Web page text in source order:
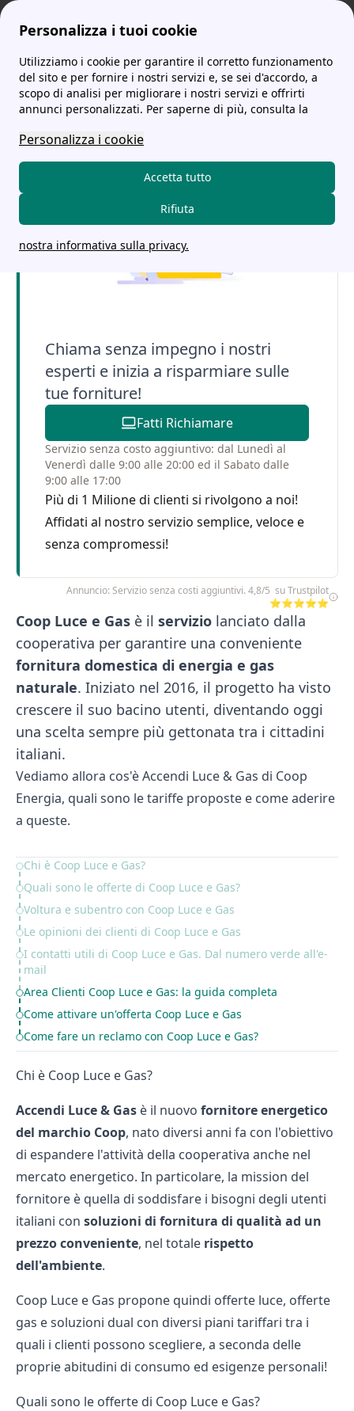
Personalizza i tuoi cookie
Utilizziamo i cookie per garantire il corretto funzionamento
del sito e per fornire i nostri servizi e, se sei d'accordo, a
scopo di analisi per migliorare i nostri servizi e offrirti
annunci personalizzati. Per saperne di più, consulta la
Personalizza i cookie
Accetta tutto
Rifiuta
nostra informativa sulla privacy.
tariffe-energia.it Coop Luce e Gas: tariffe, opinioni e contatti
Coop Luce e Gas: tariffe,
opinioni e contatti
Chiama senza impegno i nostri
esperti e inizia a risparmiare sulle
tue forniture!
Fatti Richiamare
Servizio senza costo aggiuntivo: dal Lunedì al
Venerdì dalle 9:00 alle 20:00 ed il Sabato dalle
9:00 alle 17:00
Più di 1 Milione di clienti si rivolgono a noi!
Affidati al nostro servizio semplice, veloce e
senza compromessi!
Annuncio: Servizio senza costi aggiuntivi. 4,8/5 su Trustpilot
⭐⭐⭐⭐⭐
Coop Luce e Gas è il servizio lanciato dalla
cooperativa per garantire una conveniente
fornitura domestica di energia e gas
naturale. Iniziato nel 2016, il progetto ha visto
crescere il suo bacino utenti, diventando oggi
una scelta sempre più gettonata tra i cittadini
italiani.
Vediamo allora cos'è Accendi Luce & Gas di Coop
Energia, quali sono le tariffe proposte e come aderire
a queste.
Table of Contents
Chi è Coop Luce e Gas?
Quali sono le offerte di Coop Luce e Gas?
Voltura e subentro con Coop Luce e Gas
Le opinioni dei clienti di Coop Luce e Gas
I contatti utili di Coop Luce e Gas. Dal numero verde all'e-
mail
Area Clienti Coop Luce e Gas: la guida completa
Come attivare un'offerta Coop Luce e Gas
Come fare un reclamo con Coop Luce e Gas?
Chi è Coop Luce e Gas?
Accendi Luce & Gas è il nuovo fornitore energetico
del marchio Coop, nato diversi anni fa con l'obiettivo
di espandere l'attività della cooperativa anche nel
mercato energetico. In particolare, la mission del
fornitore è quella di soddisfare i bisogni degli utenti
italiani con soluzioni di fornitura di qualità ad un
prezzo conveniente, nel totale rispetto
dell'ambiente.
Coop Luce e Gas propone quindi offerte luce, offerte
gas e soluzioni dual con diversi piani tariffari tra i
quali i clienti possono scegliere, a seconda delle
proprie abitudini di consumo ed esigenze personali!
Quali sono le offerte di Coop Luce e Gas?